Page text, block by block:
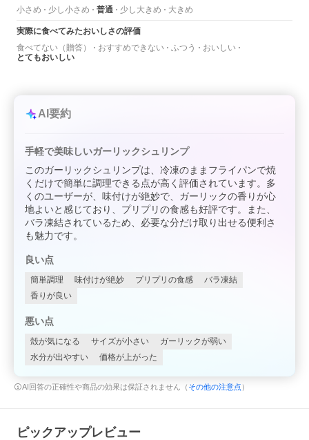
小さめ
少し小さめ 普通 少し大きめ 大きめ
実際に食べてみたおいしさの評価
食べてない（贈答）
おすすめできない ふつう
おいしい
とてもおいしい
AI要約
手軽で美味しいガーリックシュリンプ
このガーリックシュリンプは、冷凍のままフライパンで焼
くだけで簡単に調理できる点が高く評価されています。多
くのユーザーが、味付けが絶妙で、ガーリックの香りが心
地よいと感じており、プリプリの食感も好評です。また、
バラ凍結されているため、必要な分だけ取り出せる便利さ
も魅力です。
良い点
簡単調理 味付けが絶妙 プリプリの食感
バラ凍結
香りが良い
悪い点
殻が気になる サイズが小さい
ガーリックが弱い
水分が出やすい
価格が上がった
AI回答の正確性や商品の効果は保証されません（ その他の注意点 ）
ピックアップレビュー